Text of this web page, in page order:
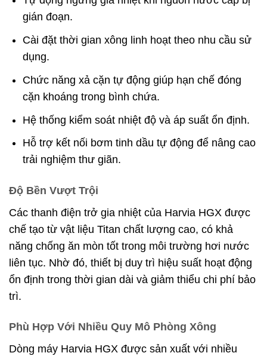
gián đoạn.
Cài đặt thời gian xông linh hoạt theo nhu cầu sử
dụng.
Chức năng xả cặn tự động giúp hạn chế đóng
cặn khoáng trong bình chứa.
Hệ thống kiểm soát nhiệt độ và áp suất ổn định.
Hỗ trợ kết nối bơm tinh dầu tự động để nâng cao
trải nghiệm thư giãn.
Độ Bền Vượt Trội
Các thanh điện trở gia nhiệt của Harvia HGX được
chế tạo từ vật liệu Titan chất lượng cao, có khả
năng chống ăn mòn tốt trong môi trường hơi nước
liên tục. Nhờ đó, thiết bị duy trì hiệu suất hoạt động
ổn định trong thời gian dài và giảm thiểu chi phí bảo
trì.
Phù Hợp Với Nhiều Quy Mô Phòng Xông
Dòng máy Harvia HGX được sản xuất với nhiều